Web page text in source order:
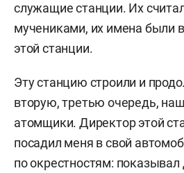
служащие станции. Их
мучениками, их имена были
этой станции.
Эту станцию строили и
вторую, третью очередь,
атомщики. Директор этой
посадил меня в свой
по окрестностям: